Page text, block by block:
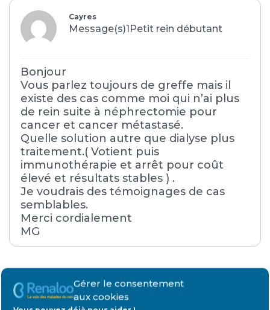
Gérer le consentement
aux cookies
Cayres
Message(s)1Petit rein débutant
Bonjour
Vous parlez toujours de greffe mais il
existe des cas comme moi qui n’ai plus
de rein suite à néphrectomie pour
cancer et cancer métastasé.
Quelle solution autre que dialyse plus
traitement.( Votient puis
immunothérapie et arrêt pour coût
élevé et résultats stables ) .
Je voudrais des témoignages de cas
semblables.
Merci cordialement
MG
Répondre